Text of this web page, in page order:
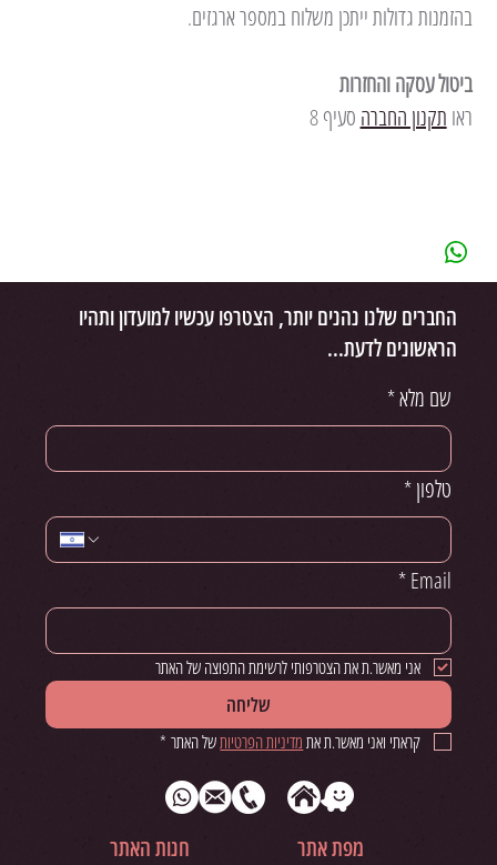
בהזמנות גדולות ייתכן משלוח במספר ארגזים.
ביטול עסקה והחזרות
ראו תקנון החברה סעיף 8
שם מלא*
טלפון*
Email
*
אני מאשר.ת את הצטרפותי לרשימת התפוצה של האתר
שליחה
קראתי ואני מאשר.ת את מדיניות הפרטיות של האתר *
החברים שלנו נהנים יותר, הצטרפו עכשיו למועדון ותהיו
הראשונים לדעת...
מפת אתר חנות האתר